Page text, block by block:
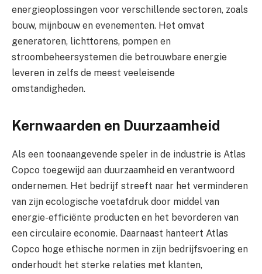
energieoplossingen voor verschillende sectoren, zoals
bouw, mijnbouw en evenementen. Het omvat
generatoren, lichttorens, pompen en
stroombeheersystemen die betrouwbare energie
leveren in zelfs de meest veeleisende
omstandigheden.
Kernwaarden en Duurzaamheid
Als een toonaangevende speler in de industrie is Atlas
Copco toegewijd aan duurzaamheid en verantwoord
ondernemen. Het bedrijf streeft naar het verminderen
van zijn ecologische voetafdruk door middel van
energie-efficiënte producten en het bevorderen van
een circulaire economie. Daarnaast hanteert Atlas
Copco hoge ethische normen in zijn bedrijfsvoering en
onderhoudt het sterke relaties met klanten,